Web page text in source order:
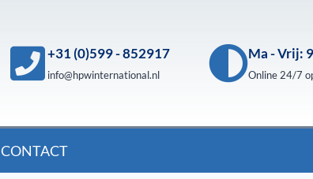
+31 (0)599 - 852917
info@hpwinternational.nl
Ma - Vrij:
Online 24/7
CONTACT